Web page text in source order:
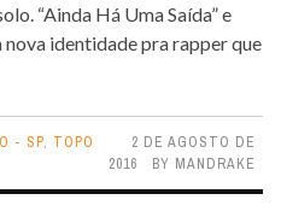
“Ainda Há Uma Saída” e
identidade pra rapper que
- SP, TOPO
2 DE AGOSTO DE
2016
BY MANDRAKE